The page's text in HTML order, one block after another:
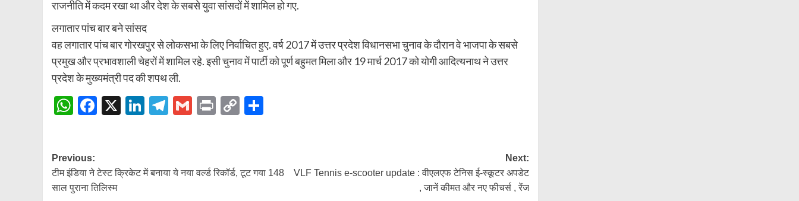
राजनीति में कदम रखा था और देश के सबसे युवा सांसदों में शामिल हो गए.
लगातार पांच बार बने सांसद
वह लगातार पांच बार गोरखपुर से लोकसभा के लिए निर्वाचित हुए. वर्ष 2017 में उत्तर प्रदेश विधानसभा चुनाव के दौरान वे भाजपा के सबसे
प्रमुख और प्रभावशाली चेहरों में शामिल रहे. इसी चुनाव में पार्टी को पूर्ण बहुमत मिला और 19 मार्च 2017 को योगी आदित्यनाथ ने उत्तर
प्रदेश के मुख्यमंत्री पद की शपथ ली.
WhatsApp
Facebook
X LinkedIn
Telegram
GmailPrintCopy
Post
navigation
Previous:
टीम इंडिया ने टेस्ट क्रिकेट में बनाया ये नया वर्ल्ड रिकॉर्ड, टूट गया 148
साल पुराना तिलिस्म
Next:
VLF Tennis e-scooter update : वीएलएफ टेनिस ई-स्कूटर अपडेट
, जानें कीमत और नए फीचर्स , रेंज